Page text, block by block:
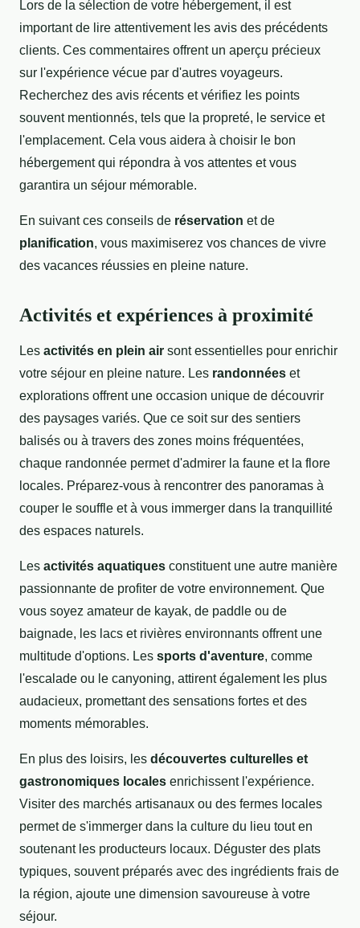
Lors de la sélection de votre hébergement, il est
important de lire attentivement les avis des précédents
clients. Ces commentaires offrent un aperçu précieux
sur l'expérience vécue par d'autres voyageurs.
Recherchez des avis récents et vérifiez les points
souvent mentionnés, tels que la propreté, le service et
l'emplacement. Cela vous aidera à choisir le bon
hébergement qui répondra à vos attentes et vous
garantira un séjour mémorable.
En suivant ces conseils de réservation et de
planification, vous maximiserez vos chances de vivre
des vacances réussies en pleine nature.
Activités et expériences à proximité
Les activités en plein air sont essentielles pour enrichir
votre séjour en pleine nature. Les randonnées et
explorations offrent une occasion unique de découvrir
des paysages variés. Que ce soit sur des sentiers
balisés ou à travers des zones moins fréquentées,
chaque randonnée permet d'admirer la faune et la flore
locales. Préparez-vous à rencontrer des panoramas à
couper le souffle et à vous immerger dans la tranquillité
des espaces naturels.
Les activités aquatiques constituent une autre manière
passionnante de profiter de votre environnement. Que
vous soyez amateur de kayak, de paddle ou de
baignade, les lacs et rivières environnants offrent une
multitude d'options. Les sports d'aventure, comme
l'escalade ou le canyoning, attirent également les plus
audacieux, promettant des sensations fortes et des
moments mémorables.
En plus des loisirs, les découvertes culturelles et
gastronomiques locales enrichissent l'expérience.
Visiter des marchés artisanaux ou des fermes locales
permet de s'immerger dans la culture du lieu tout en
soutenant les producteurs locaux. Déguster des plats
typiques, souvent préparés avec des ingrédients frais de
la région, ajoute une dimension savoureuse à votre
séjour.